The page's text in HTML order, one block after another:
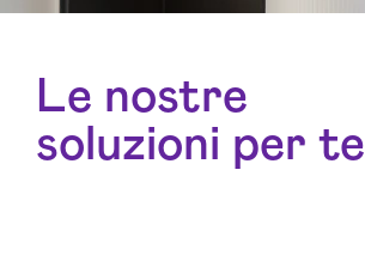
Le nostre
soluzioni per te